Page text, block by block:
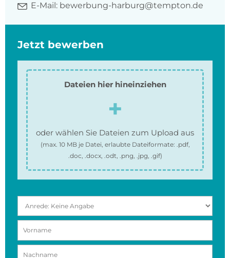
E-Mail: bewerbung-harburg@tempton.de
Jetzt bewerben
Dateien hier hineinziehen
oder wählen Sie Dateien zum Upload aus
(max. 10 MBje Datei, erlaubte Dateiformate: .pdf,
.doc, .docx, .odt, .png, .jpg, .gif)